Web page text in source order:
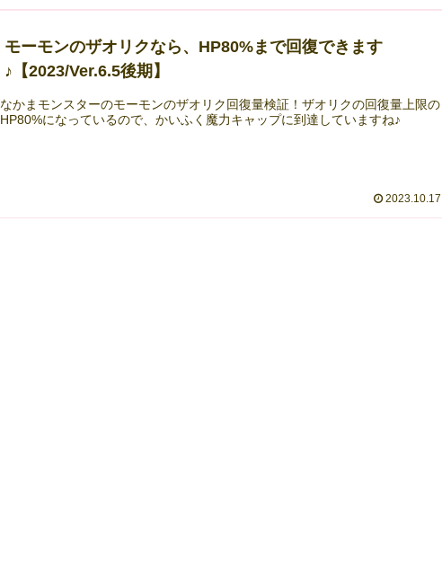
モーモンのザオリクなら、HP80%まで回復できます
♪【2023/Ver.6.5後期】
なかまモンスターのモーモンのザオリク回復量検証！ザオリクの回復量上限の
HP80%になっているので、かいふく魔力キャップに到達していますね♪
2023.10.17